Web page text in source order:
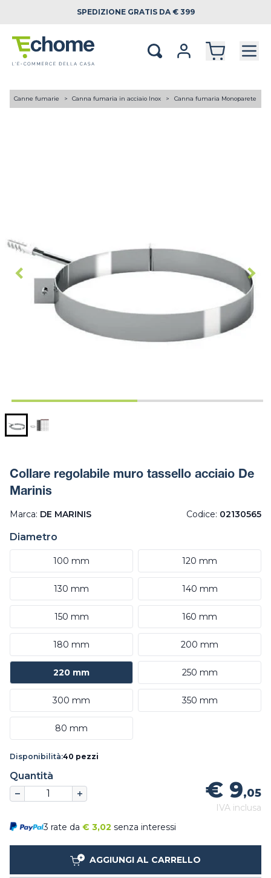
SPEDIZIONE GRATIS DA € 399
Canne fumarie Canna fumaria in acciaio Inox Canna fumaria Monoparete
Collare regolabile muro tassello acciaio De
Marinis
Marca: DE MARINIS Codice: 02130565
Diametro
100 mm 120 mm
130 mm 140 mm
150 mm 160 mm
180 mm 200 mm
220 mm 250 mm
300 mm 350 mm
80 mm
Disponibilità:40 pezzi
Quantità
€ 9,05
IVA inclusa
3 rate da € 3,02 senza interessi
AGGIUNGI AL CARRELLO